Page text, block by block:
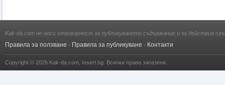
Kak-da.com не носи отговорност за публикуваното съдържание и за действия
Правила за ползване · Правила за публикуване · Контакти
Copyright © 2026 Kak-da.com Insert.bg . Всички права запазени.